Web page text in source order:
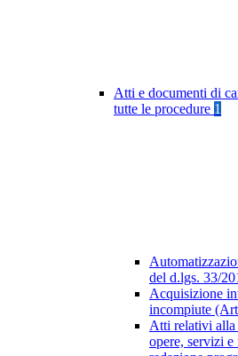
Atti e documenti di
tutte le procedure 1
del d.lgs. 33/
Acquisizione
incompiute
Atti relativi alla
opere, servizi